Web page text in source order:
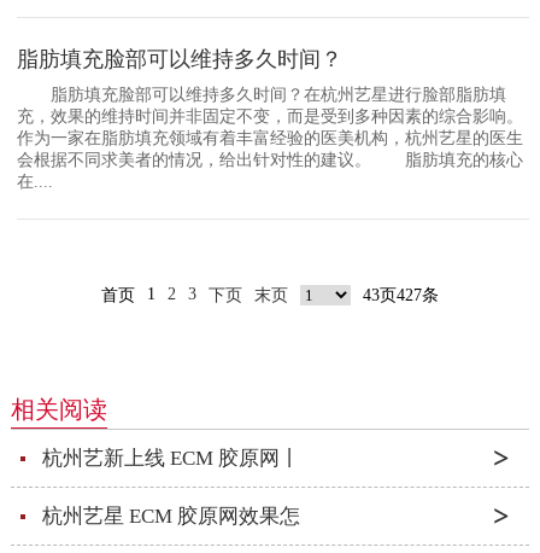
脂肪填充脸部可以维持多久时间？
脂肪填充脸部可以维持多久时间？在杭州艺星进行脸部脂肪填
充，效果的维持时间并非固定不变，而是受到多种因素的综合影响。
作为一家在脂肪填充领域有着丰富经验的医美机构，杭州艺星的医生
会根据不同求美者的情况，给出针对性的建议。 脂肪填充的核心
在....
首页 1 2 3 下页 末页 43页427条
相关阅读
杭州艺新上线 ECM 胶原网丨
杭州艺星 ECM 胶原网效果怎